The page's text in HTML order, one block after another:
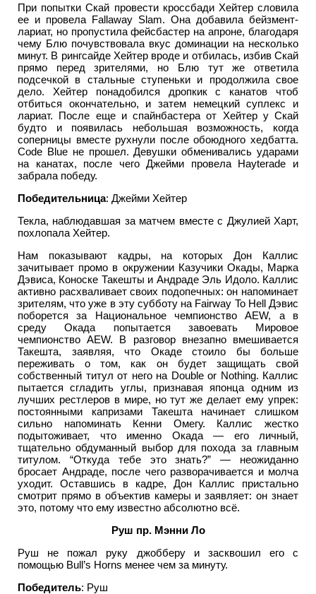
При попытки Скай провести кроссбади Хейтер словила
ее и провела Fallaway Slam. Она добавила бейзмент-
лариат, но пропустила фейсбастер на апроне, благодаря
чему Блю почувствовала вкус доминации на несколько
минут. В рингсайде Хейтер вроде и отбилась, избив Скай
прямо перед зрителями, но Блю тут же ответила
подсечкой в стальные ступеньки и продолжила свое
дело. Хейтер понадобился дропкик с канатов чтоб
отбиться окончательно, и затем немецкий суплекс и
лариат. После еще и спайнбастера от Хейтер у Скай
будто и появилась небольшая возможность, когда
соперницы вместе рухнули после обоюдного хедбатта.
Code Blue не прошел. Девушки обменивались ударами
на канатах, после чего Джейми провела Hayterade и
забрала победу.
Победительница: Джейми Хейтер
Текла, наблюдавшая за матчем вместе с Джулией Харт,
похлопала Хейтер.
Нам показывают кадры, на которых Дон Каллис
зачитывает промо в окружении Казучики Окады, Марка
Дэвиса, Коноске Такешты и Андраде Эль Идоло. Каллис
активно расхваливает своих подопечных: он напоминает
зрителям, что уже в эту субботу на Fairway To Hell Дэвис
поборется за Национальное чемпионство AEW, а в
среду Окада попытается завоевать Мировое
чемпионство AEW. В разговор внезапно вмешивается
Такешта, заявляя, что Окаде стоило бы больше
переживать о том, как он будет защищать свой
собственный титул от него на Double or Nothing. Каллис
пытается сгладить углы, признавая японца одним из
лучших рестлеров в мире, но тут же делает ему упрек:
постоянными капризами Такешта начинает слишком
сильно напоминать Кенни Омегу. Каллис жестко
подытоживает, что именно Окада — его личный,
тщательно обдуманный выбор для похода за главным
титулом. “Откуда тебе это знать?” — неожиданно
бросает Андраде, после чего разворачивается и молча
уходит. Оставшись в кадре, Дон Каллис пристально
смотрит прямо в объектив камеры и заявляет: он знает
это, потому что ему известно абсолютно всё.
Руш пр. Мэнни Ло
Руш не пожал руку джобберу и засквошил его с
помощью Bull’s Horns менее чем за минуту.
Победитель: Руш